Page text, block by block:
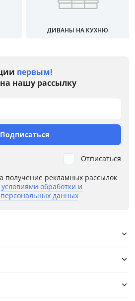
основание
мест
подушки
ДИВАНЫ НА КУХНЮ
первым!
нашу рассылку
Подписаться
получение рекламных рассылок
условиями обработки и
данных
Отписаться